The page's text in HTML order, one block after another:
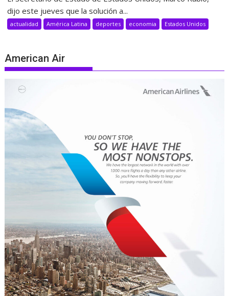
dijo este jueves que la solución a...
actualidad América Latina deportes economia Estados Unidos
American Air